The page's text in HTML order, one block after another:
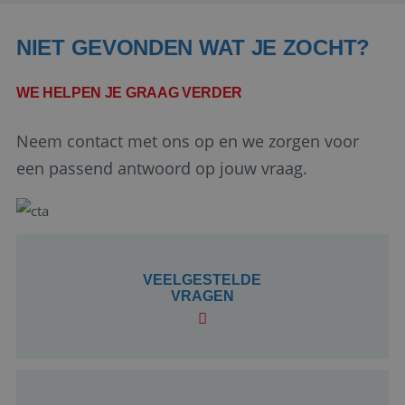
NIET GEVONDEN WAT JE ZOCHT?
WE HELPEN JE GRAAG VERDER
Neem contact met ons op en we zorgen voor
een passend antwoord op jouw vraag.
VEELGESTELDE
VRAGEN
Corporation
.linkedin.com
Google Privacy Policy